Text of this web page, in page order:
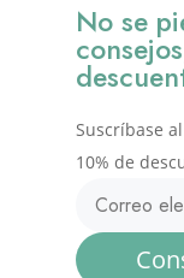
No se
Suscríbase
10% de